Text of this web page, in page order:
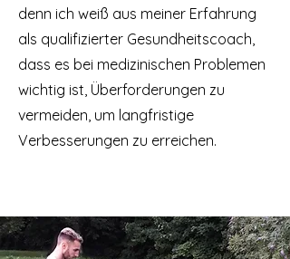
denn ich weiß aus meiner Erfahrung
als qualifizierter Gesundheitscoach,
dass es bei medizinischen Problemen
wichtig ist, Überforderungen zu
vermeiden, um langfristige
Verbesserungen zu erreichen.